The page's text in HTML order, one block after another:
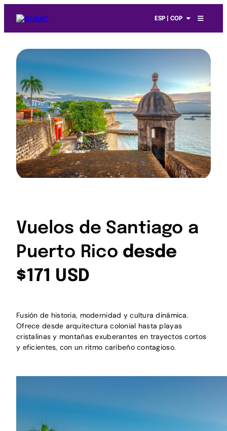
ESP | COP
Vuelos de Santiago a
Puerto Rico desde
$171 USD
Fusión de historia, modernidad y cultura dinámica.
Ofrece desde arquitectura colonial hasta playas
cristalinas y montañas exuberantes en trayectos cortos
y eficientes, con un ritmo caribeño contagioso.